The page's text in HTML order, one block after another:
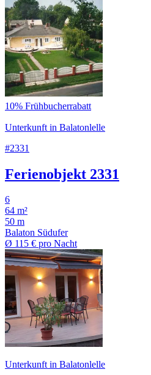
10% Frühbucherrabatt
Unterkunft in Balatonlelle
#2331
Ferienobjekt 2331
6
64 m²
50 m
Balaton Südufer
Ø 115 € pro Nacht
Unterkunft in Balatonlelle